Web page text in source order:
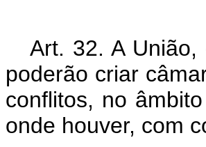
Art. 32. A
poderão criar
conflitos, no
onde houver, com